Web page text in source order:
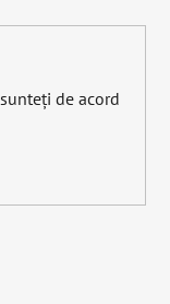
de acord